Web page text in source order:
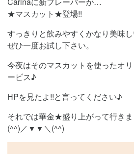
★マスカット★登場!!
すっきりと飲みやすくかなり美味
ぜひ一度お試し下さい。
今夜はそのマスカットを使ったオ
ービス♪
HPを見たよ!!と言ってください♪
それでは華金★盛り上がって行き
(^^)／▼▼＼(^^)